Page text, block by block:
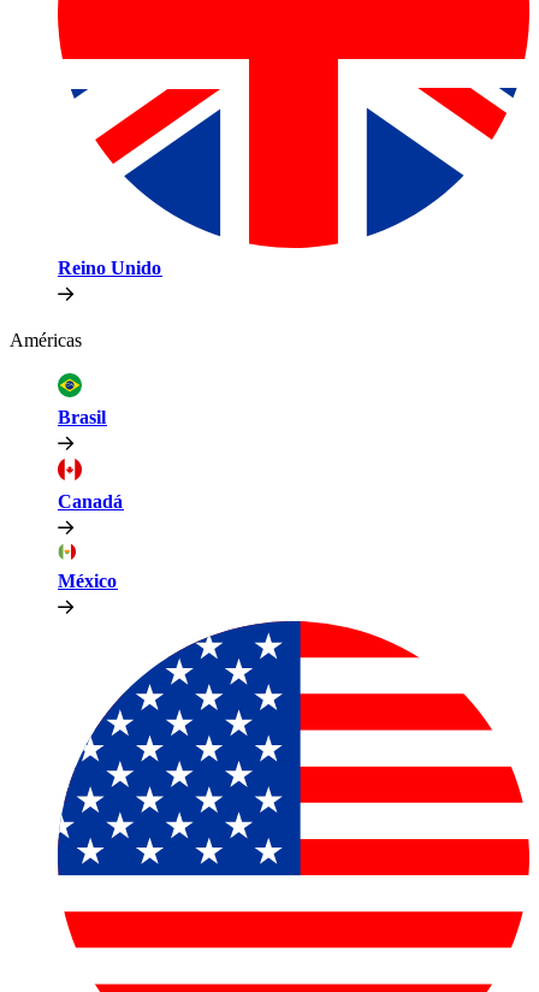
Reino Unido​​
Américas​​
Brasil​​
Canadá​​
México​​